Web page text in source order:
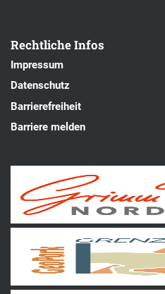
Rechtliche Infos
Impressum
Datenschutz
Barrierefreiheit
Barriere melden